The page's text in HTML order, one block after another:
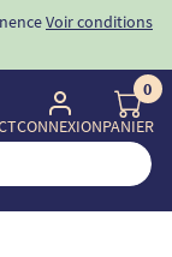
Voir conditions
CONNEXION
0
PANIER